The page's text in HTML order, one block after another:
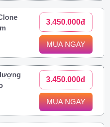
3.450.000đ
MUA NGAY
lượng
3.450.000đ
MUA NGAY